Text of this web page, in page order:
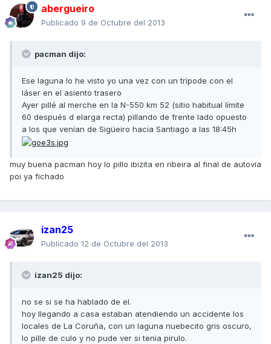
abergueiro
Publicado 9 de Octubre del 2013
pacman dijo:
Ese laguna lo he visto yo una vez con un trípode con el
láser en el asiento trasero
Ayer pillé al merche en la N-550 km 52 (sitio habitual límite
60 después d elarga recta) pillando de frente lado opuesto
a los que venían de Sigüeiro hacia Santiago a las 18:45h
muy buena pacman hoy lo pillo ibizita en ribeira al final de autovia
poi ya fichado
izan25
Publicado 12 de Octubre del 2013
izan25 dijo:
no se si se ha hablado de el.
hoy llegando a casa estaban atendiendo un accidente los
locales de La Coruña, con un laguna nuebecito gris oscuro,
lo pille de culo y no pude ver si tenia pirulo.